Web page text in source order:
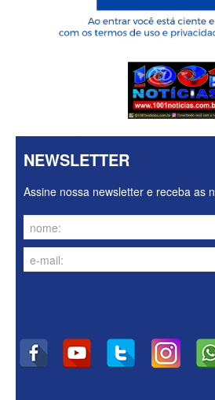
NEWSLETTER
Assine nossa newsletter e receba as